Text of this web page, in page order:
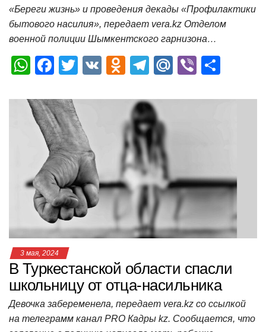
«Береги жизнь» и проведения декады «Профилактики
бытового насилия», передает vera.kz Отделом
военной полиции Шымкентского гарнизона…
W
at
s
A
p
F
c
e
b
o
o
k
T
tt
er
V
O
n
o
kl
a
ss
ni
ki
T
e
gr
a
m
M
.R
Vi
er п
и
т
ь
3 мая, 2024
В Туркестанской области спасли
школьницу от отца-насильника
Девочка забеременела, передает vera.kz со ссылкой
на телеграмм канал PRO Кадры kz. Сообщается, что